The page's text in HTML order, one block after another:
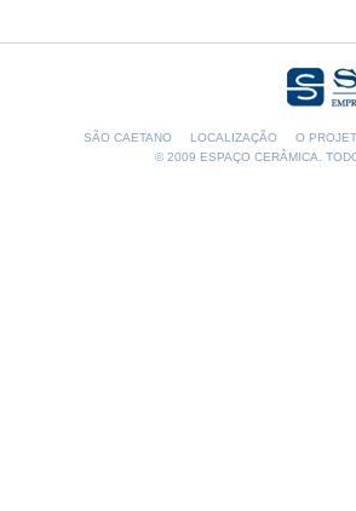
SÃO CAETANO LOCALIZAÇÃO
O
© 2009 ESPAÇO CERÂMICA.